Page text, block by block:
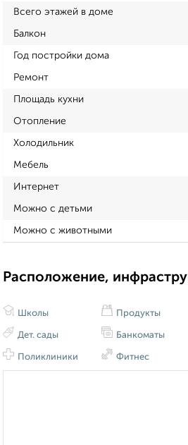
Всего этажей в доме
Балкон
Год постройки дома
Ремонт
Площадь кухни
Отопление
Холодильник
Мебель
Интернет
Можно с детьми
Можно с животными
Расположение,
Школы
Дет. сады
Поликлиники
Продукты
Банкоматы
Фитнес